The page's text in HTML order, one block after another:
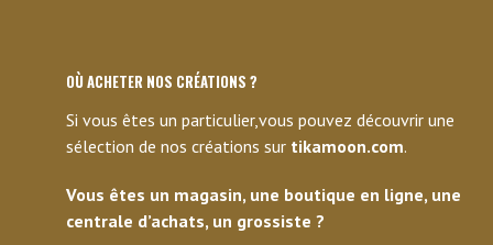
OÙ ACHETER NOS CRÉATIONS ?
Si vous êtes un particulier,vous pouvez découvrir une
sélection de nos créations sur tikamoon.com.
Vous êtes un magasin, une boutique en ligne, une
centrale d’achats, un grossiste ?